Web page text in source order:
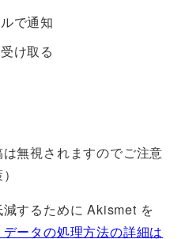
で通知
け取る
無視されますのでご注意
するために Akismet を
ータの処理方法の詳細は